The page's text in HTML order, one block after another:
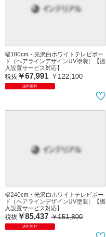
幅180cm・光沢白ホワイトテレビボー
ド（ヘアラインデザインUV塗装）【搬
入設置サービス対応】
税抜 ￥67,991 ￥122,100
送料無料
幅240cm・光沢白ホワイトテレビボー
ド（ヘアラインデザインUV塗装）【搬
入設置サービス対応】
税抜 ￥85,437 ￥151,800
送料無料